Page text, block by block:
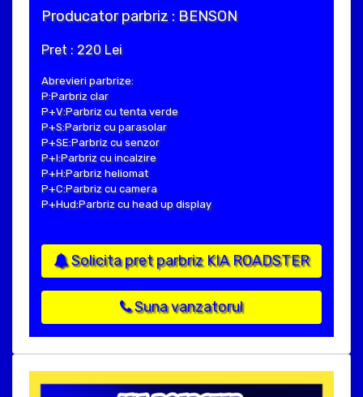
Producator parbriz : BENSON
Pret : 220 Lei
Abrevieri parbrize:
P:Parbriz clar
P+V:Parbriz cu tenta verde
P+S:Parbriz cu parasolar
P+SE:Parbriz cu senzor
P+I:Parbriz cu incalzire
P+H:Parbriz heliomat
P+C:Parbriz cu camera
P+Hud:Parbriz cu head up display
Solicita pret parbriz KIA ROADSTER
Suna vanzatorul